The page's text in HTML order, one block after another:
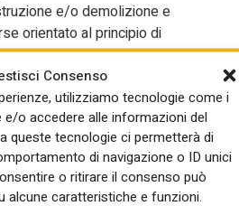
Consenso
utilizziamo tecnologie come i
o accedere alle informazioni del
queste tecnologie ci permetterà di
di navigazione o ID unici
o ritirare il consenso può
alcune caratteristiche e funzioni.
e/o demolizione e
orientato al principio di
prelievo di materie prime,
dei cantieri); 12 punti per
dell’offerta (esperienza
progettazione); 6 punti per
ambientale e sicurezza e
alla white list). Riguardo ai
previsti 60 giorni per la